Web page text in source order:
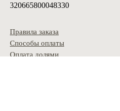
320665800048330
Правила заказа
Способы оплаты
Оплата долями